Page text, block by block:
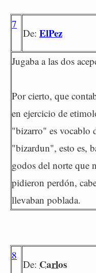
7
De: ElPez
Jugaba a las dos
Por cierto, que
en ejercicio de
"bizarro" es vocablo
"bizardun", esto es,
godos del norte que
pidieron perdón,
llevaban poblada.
8
De: Carlos